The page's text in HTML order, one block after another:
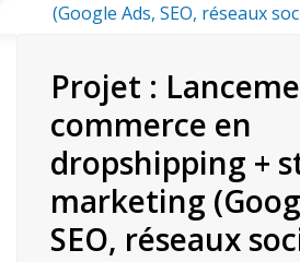
(Google Ads, SEO, réseaux
Projet :
commerce en
dropshipping +
marketing
SEO, réseaux